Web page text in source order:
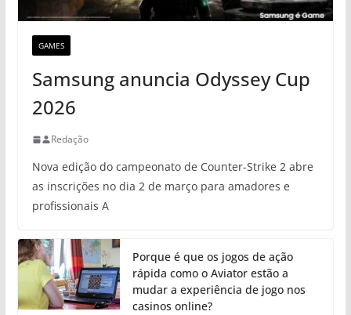
GAMES
Samsung anuncia Odyssey Cup
2026
Redação
Nova edição do campeonato de Counter-Strike 2 abre
as inscrições no dia 2 de março para amadores e
profissionais A
Porque é que os jogos de ação
rápida como o Aviator estão a
mudar a experiência de jogo nos
casinos online?